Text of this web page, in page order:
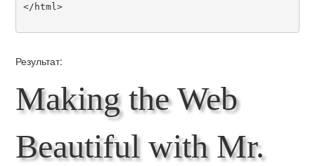
</html>
Результат:
Making the Web
Beautiful with Mr.